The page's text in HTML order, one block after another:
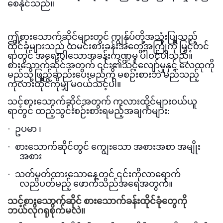
စေနိုင်သည်။
ဤစားသောက်ဆိုင်များတွင် ကျွန်ုပ်တို့အသုံးပြုသည့်
ထိုင်ခုံများသည် ထမင်းစားခန်းအတွေ့အကြုံကို မြှင့်တင်
ရာတွင် အရေးပါသောအခန်းကဏ္ဍမှ ပါဝင်ပါသည်။
စားသောက်ဆိုင်အတွက် ၎င်း၏သင့်လျော်မှုနှင့် လေထုကို
မည်သို့ဖြည့်ဆည်းပေးမည်ကို မစဉ်းစားဘဲ မည်သည့်
ကုလားထိုင်ကိုမျှ မဝယ်သင့်ပါ။
သင့်စားသောက်ဆိုင်အတွက် ကုလားထိုင်များဝယ်ယူ
ရာတွင် ထည့်သွင်းစဉ်းစားရမည့်အချက်များ:
· ဥပမာ ၊
·
စားသောက်ဆိုင်တွင် ကျွေးသော အစားအစာ အမျိုး
အစား
·
သတ်မှတ်ထားသောနေ့တွင် ၎င်းကိုလာရောက်
လည်ပတ်မည့် ဖောက်သည်အရေအတွက်။
သင့်စားသောက်ဆိုင် စားသောက်ခန်းထိုင်ခုံတွေကို
ဘယ်လိုဂရုစိုက်မလဲ။